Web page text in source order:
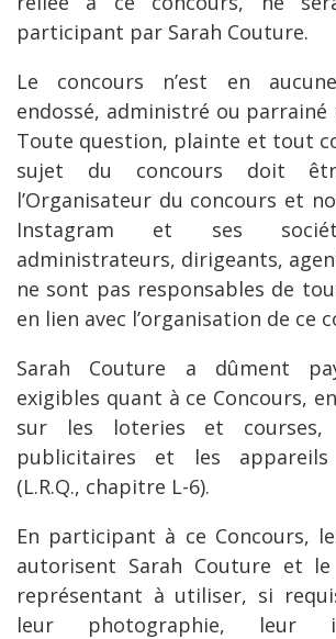
participant par Sarah Couture.
Le concours n’est en
endossé, administré ou parrainé
Toute question, plainte et tout
sujet du concours doit
l’Organisateur du concours et
Instagram et ses
administrateurs, dirigeants,
ne sont pas responsables de
en lien avec l’organisation de ce
Sarah Couture a dûment
exigibles quant à ce Concours,
sur les loteries et courses,
publicitaires et les appareils
(L.R.Q., chapitre L-6).
En participant à ce Concours,
autorisent Sarah Couture et
représentant à utiliser, si
leur photographie, leur